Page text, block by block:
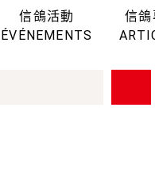
信鴿活動
ÉVÉNEMENTS
信鴿